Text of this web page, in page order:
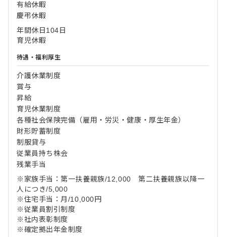
有給休暇
慶弔休暇
年間休日104日
育児休暇
待遇・福利厚生
介護休業制度
賞与
昇給
育児休業制度
各種社会保険完備（雇用・労災・健康・厚生年金）
財形貯蓄制度
制服貸与
従業員持ち株会
残業手当
※家族手当：第一扶養親族/12,000 第二扶養親族以降一
人につき/5,000
※住宅手当：月/10,000円
※従業員割引制度
※社内表彰制度
※確定拠出年金制度